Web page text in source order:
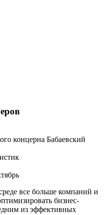
все больше компаний и
бизнес-
из эффективных